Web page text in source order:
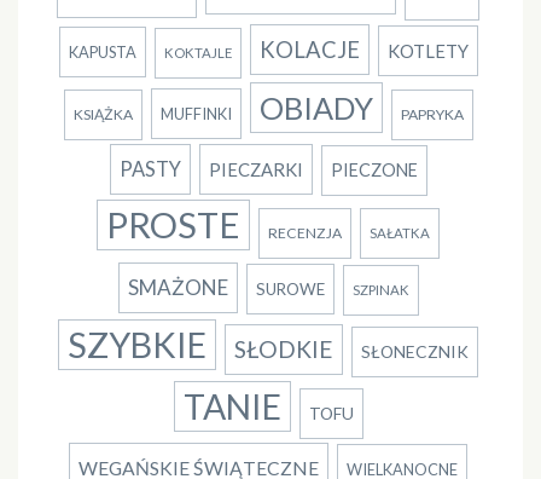
KAPUSTA KOKTAJLE KOLACJE KOTLETY
KSIĄŻKA MUFFINKI OBIADY PAPRYKA
PASTY PIECZARKI PIECZONE
PROSTE RECENZJA SAŁATKA
SMAŻONE SUROWE SZPINAK
SZYBKIE SŁODKIE SŁONECZNIK
TANIE TOFU
WEGAŃSKIE ŚWIĄTECZNE WIELKANOCNE